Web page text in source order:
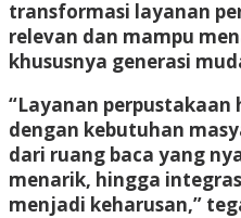
transformasi layanan
relevan dan mampu
khususnya generasi
“Layanan perpustakaan
dengan kebutuhan
dari ruang baca yang
menarik, hingga
menjadi keharusan,”